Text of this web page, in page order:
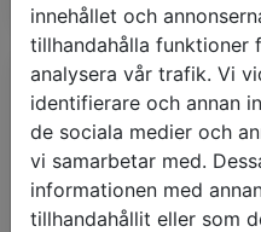
innehållet och
tillhandahålla funktioner
analysera vår trafik. Vi
identifierare och annan
de sociala medier och
vi samarbetar med.
informationen med
tillhandahållit eller som
Budget
500 x
€